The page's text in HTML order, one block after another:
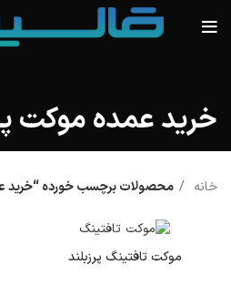
خرید عمده موکت
خانه محصولات برچسب خورده “خرید
موکت تافتینگ پرزبلند